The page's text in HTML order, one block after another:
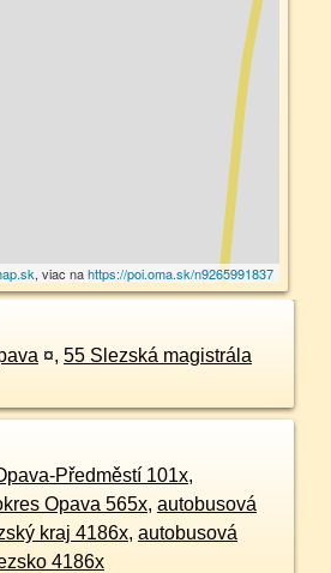
, viac nahttps://poi.oma.sk/n9265991837
¤, 55 Slezská magistrála
Předměstí 101x,
Opava 565x, autobusová
kraj 4186x, autobusová
4186x